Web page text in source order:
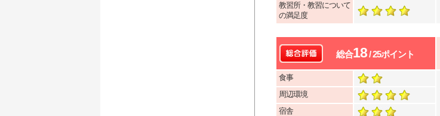
教習所・教習について
の満足度
総合18/ 25ポイント
食事
周辺環境
宿舎